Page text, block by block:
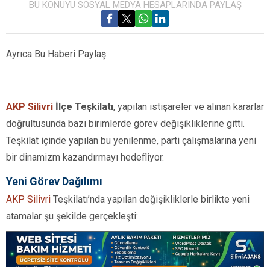
BU KONUYU SOSYAL MEDYA HESAPLARINDA PAYLAŞ
Ayrıca Bu Haberi Paylaş:
AKP Silivri İlçe Teşkilatı, yapılan istişareler ve alınan kararlar
doğrultusunda bazı birimlerde görev değişikliklerine gitti.
Teşkilat içinde yapılan bu yenilenme, parti çalışmalarına yeni
bir dinamizm kazandırmayı hedefliyor.
Yeni Görev Dağılımı
AKP Silivri Teşkilatı’nda yapılan değişikliklerle birlikte yeni
atamalar şu şekilde gerçekleşti: